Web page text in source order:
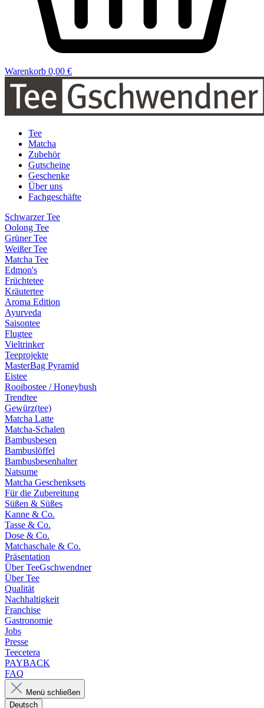
Warenkorb 0,00 €
Tee
Matcha
Zubehör
Gutscheine
Geschenke
Über uns
Fachgeschäfte
Schwarzer Tee
Oolong Tee
Grüner Tee
Weißer Tee
Matcha Tee
Edmon's
Früchtetee
Kräutertee
Aroma Edition
Ayurveda
Saisontee
Flugtee
Vieltrinker
Teeprojekte
MasterBag Pyramid
Eistee
Rooibostee / Honeybush
Trendtee
Gewürz(tee)
Matcha Latte
Matcha-Schalen
Bambusbesen
Bambuslöffel
Bambusbesenhalter
Natsume
Matcha Geschenksets
Für die Zubereitung
Süßen & Süßes
Kanne & Co.
Tasse & Co.
Dose & Co.
Matchaschale & Co.
Präsentation
Über TeeGschwendner
Über Tee
Qualität
Nachhaltigkeit
Franchise
Gastronomie
Jobs
Presse
Teecetera
PAYBACK
FAQ
Menü schließen
Deutsch